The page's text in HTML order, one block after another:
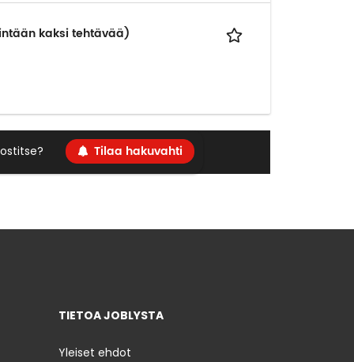
kaksi tehtävää)
Tilaa hakuvahti
TIETOA JOBLYSTA
Yleiset ehdot